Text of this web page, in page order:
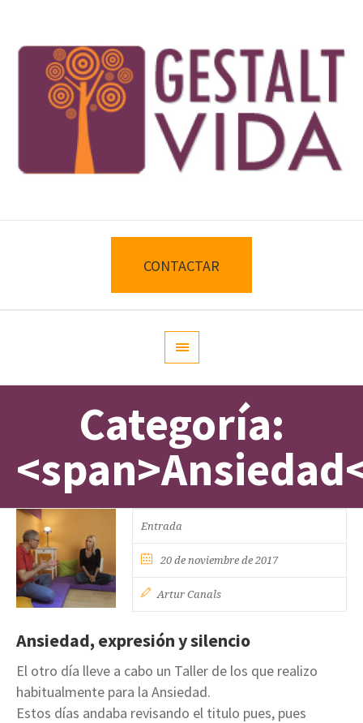
CONTACTAR
Categoría:
Entrada
20 de noviembre de 2017
Artur Canals
Ansiedad, expresión y silencio
El otro día lleve a cabo un Taller de los que realizo
habitualmente para la Ansiedad.
Estos días andaba revisando el titulo pues, pues